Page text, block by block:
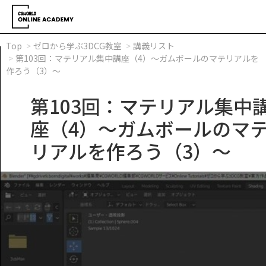
Top ゼロから学ぶ3DCG教室
講義リスト
第103回：マテリアル集中講座（4）～ガムボールのマテリアルを
作ろう（3）～
第103回：マテリアル集中
座（4）～ガムボールのマ
リアルを作ろう（3）～